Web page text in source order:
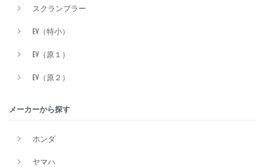
スクランブラー
EV（特小）
EV（原１）
EV（原２）
メーカーから探す
ホンダ
ヤマハ